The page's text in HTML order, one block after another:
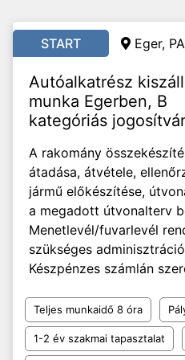
START Eger,
Autóalkatrész
munka Egerben, B
kategóriás
A rakomány
átadása, átvétele,
jármű előkészítése,
a megadott útvonalterv
Menetlevél/fuvarlevél
szükséges
Készpénzes számlán
Teljes munkaidő 8 óra
1-2 év szakmai tapasztalat